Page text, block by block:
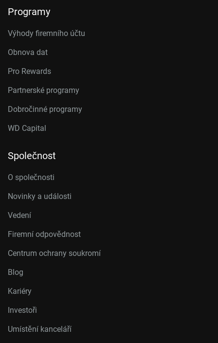
Programy
Výhody firemního účtu
Obnova dat
Pro Rewards
Partnerské programy
Dobročinné programy
WD Capital
Společnost
O společnosti
Novinky a události
Vedení
Firemní odpovědnost
Centrum ochrany soukromí
Blog
Kariéry
Investoři
Umístění kanceláří